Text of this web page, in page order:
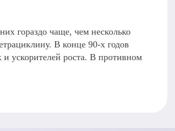
гораздо чаще, чем несколько
В конце 90-х годов
и ускорителей роста. В противном